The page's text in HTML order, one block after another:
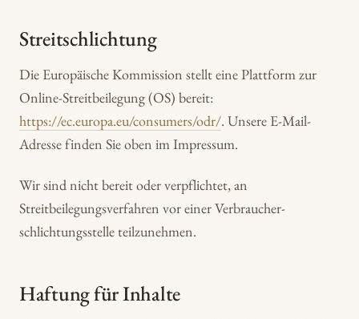
Streitschlichtung
Die Europäische Kommission stellt eine Plattform zur
Online-Streitbeilegung (OS) bereit:
https://ec.europa.eu/consumers/odr/. Unsere E-Mail-
Adresse finden Sie oben im Impressum.
Wir sind nicht bereit oder verpflichtet, an
Streitbeilegungsverfahren vor einer Verbraucher­
schlichtungs­stelle teilzunehmen.
Haftung für Inhalte